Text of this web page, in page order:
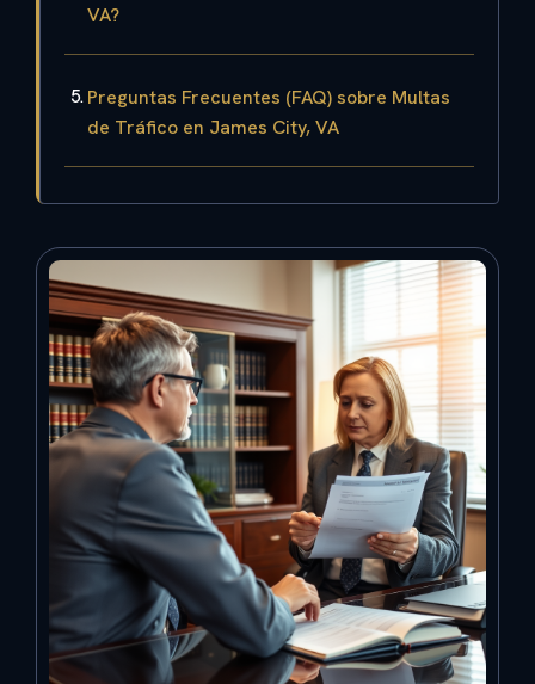
VA?
Preguntas Frecuentes (FAQ) sobre Multas
de Tráfico en James City, VA